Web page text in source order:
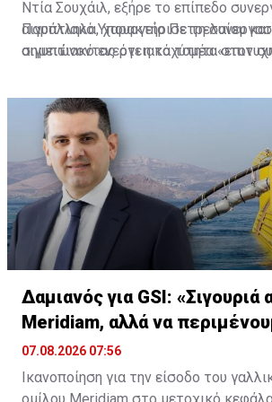
Ντία Σουχάιλ, εξήρε το επίπεδο
αιγυπτιακό Υπουργείο Πετρελαίου και
σημειώνοντας ότι η ταχύτητα στον
Παράλληλα, χαρακτήρισε τη
αιγυπτιακό ενεργειακό τομέα
τα έργα φυσικού αερίου στην περιοχή.
Δαμιανός για GSI: «Σιγουριά
Meridiam, αλλά να
έκθεση ΕΤΕπ»
07.08.2026 07:56
Ικανοποίηση για την είσοδο του